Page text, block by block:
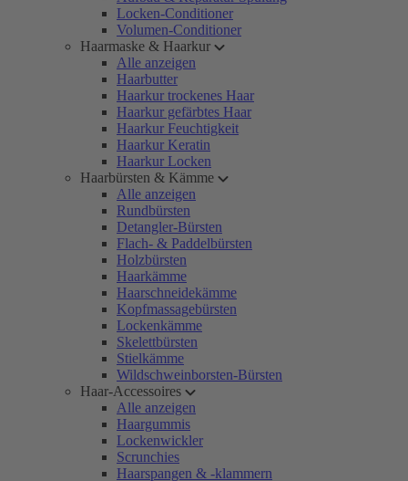
Locken-Conditioner
Volumen-Conditioner
Haarmaske & Haarkur
Alle anzeigen
Haarbutter
Haarkur trockenes Haar
Haarkur gefärbtes Haar
Haarkur Feuchtigkeit
Haarkur Keratin
Haarkur Locken
Haarbürsten & Kämme
Alle anzeigen
Rundbürsten
Detangler-Bürsten
Flach- & Paddelbürsten
Holzbürsten
Haarkämme
Haarschneidekämme
Kopfmassagebürsten
Lockenkämme
Skelettbürsten
Stielkämme
Wildschweinborsten-Bürsten
Haar-Accessoires
Alle anzeigen
Haargummis
Lockenwickler
Scrunchies
Haarspangen & -klammern